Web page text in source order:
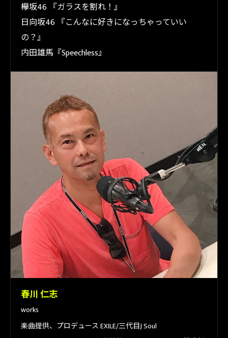
欅坂46 『ガラスを割れ！』
日向坂46 『こんなに好きになっちゃっていい
の？』
内田雄馬『Speechless』
春川 仁志
works
楽曲提供、プロデュース EXILE/三代目J Soul